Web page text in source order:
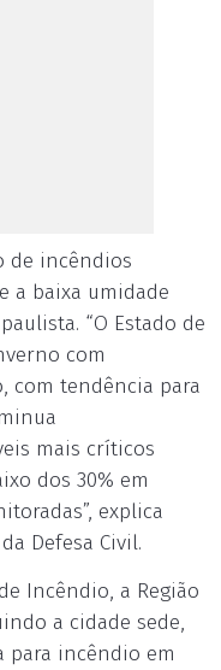
de incêndios
a baixa umidade
“O Estado de
com
com tendência para
mais críticos
dos 30% em
explica
Defesa Civil.
Incêndio, a Região
a cidade sede,
para incêndio em